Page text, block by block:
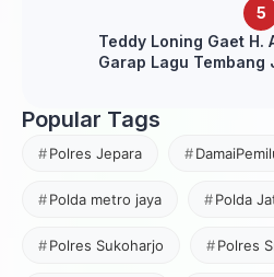
Teddy Loning Gaet H.
Garap Lagu Tembang
Popular Tags
Polres Jepara
Polda metro jaya Polda
Polres Sukoharjo Polres